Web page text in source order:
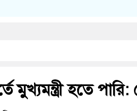
হতে পারি: